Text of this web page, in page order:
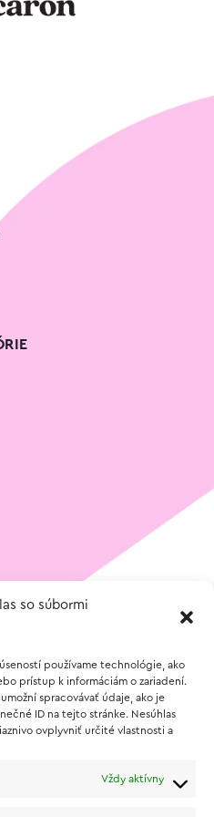
so súbormi
používame technológie, ako
prístup k informáciám o zariadení.
spracovávať údaje, ako je
ID na tejto stránke. Nesúhlas
ovplyvniť určité vlastnosti a
Vždy aktívny